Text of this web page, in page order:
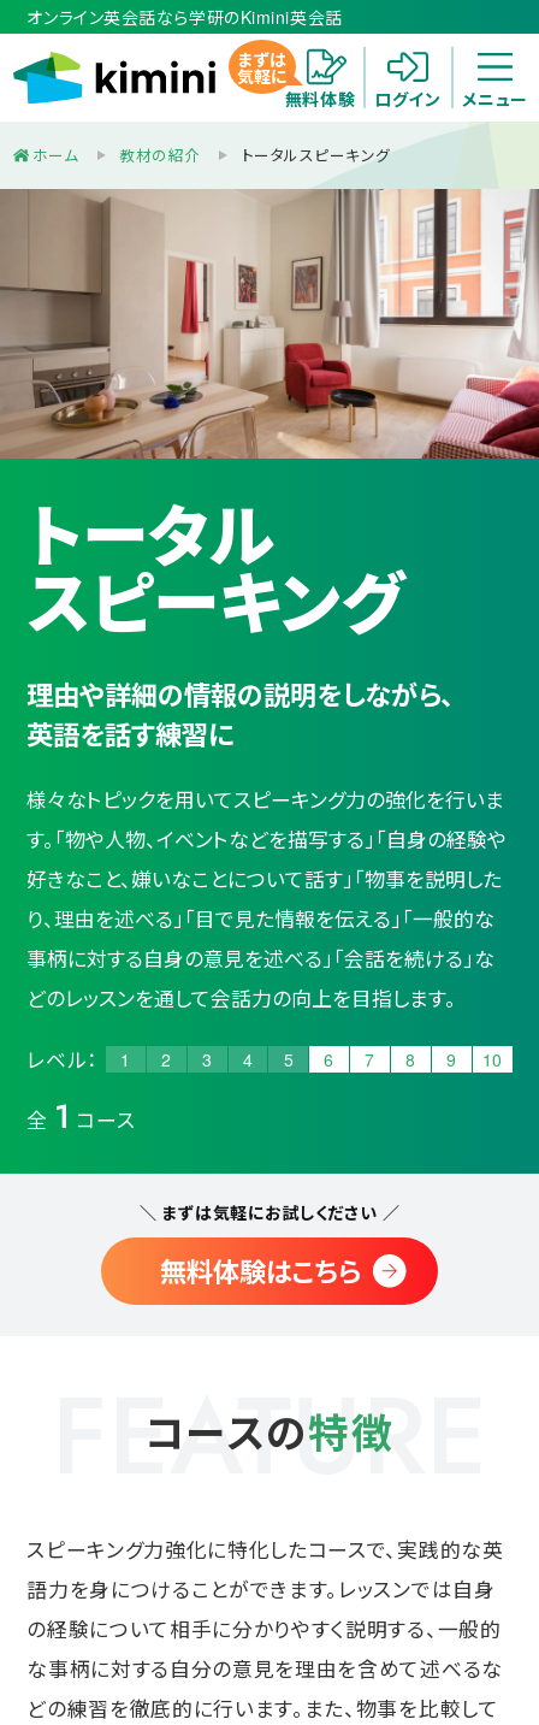
オンライン英会話なら学研のKimini英会話
まずは
気軽に
無料体験
ログイン メニュー
ホーム 教材の紹介 トータルスピーキング
トータル
スピーキング
理由や詳細の情報の説明をしながら、
英語を話す練習に
様々なトピックを用いてスピーキング力の強化を行いま
す。「物や人物、イベントなどを描写する」「自身の経験や
好きなこと、嫌いなことについて話す」「物事を説明した
り、理由を述べる」「目で見た情報を伝える」「一般的な
事柄に対する自身の意見を述べる」「会話を続ける」な
どのレッスンを通して会話力の向上を目指します。
レベル： 1 2 3 4 5 6 7 8 9 10
全 1 コース
＼ まずは気軽にお試しください ／
無料体験はこちら
FEATURE
コースの特徴
スピーキング力強化に特化したコースで、実践的な英
語力を身につけることができます。レッスンでは自身
の経験について相手に分かりやすく説明する、一般的
な事柄に対する自分の意見を理由を含めて述べるな
どの練習を徹底的に行います。また、物事を比較して